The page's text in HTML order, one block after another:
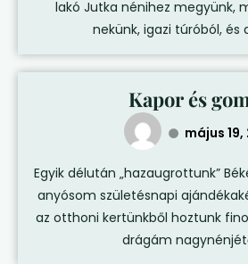
lakó Jutka nénihez megyünk,
nekünk, igazi túróból, és
Kapor és
május 19,
Egyik délután „hazaugrottunk”
anyósom születésnapi
az otthoni kertünkből hoztunk
drágám